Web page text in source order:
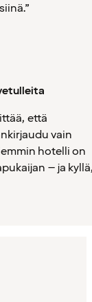
että
vain
hotelli on
– ja